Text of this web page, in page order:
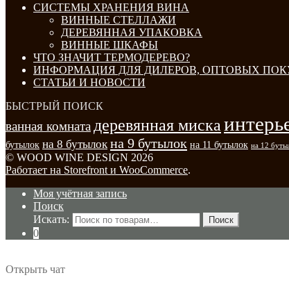
СИСТЕМЫ ХРАНЕНИЯ ВИНА
ВИННЫЕ СТЕЛЛАЖИ
ДЕРЕВЯННАЯ УПАКОВКА
ВИННЫЕ ШКАФЫ
ЧТО ЗНАЧИТ ТЕРМОДЕРЕВО?
ИНФОРМАЦИЯ ДЛЯ ДИЛЕРОВ, ОПТОВЫХ
СТАТЬИ И НОВОСТИ
БЫСТРЫЙ ПОИСК
ванная комната деревянная миска
бутылок на 8 бутылок на 9 бутылок на 11 бутылок на 12
© WOOD WINE DESIGN 2026
Работает на Storefront и WooCommerce.
Моя учётная запись
Поиск
Искать:
Поиск
0
Открыть чат